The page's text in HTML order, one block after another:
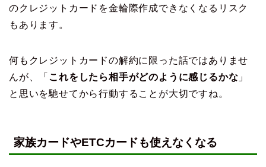
のクレジットカードを金輪際作成できなくなるリスク
もあります。
何もクレジットカードの解約に限った話ではありませ
んが、「 これをしたら相手がどのように感じるかな 」
と思いを馳せてから行動することが大切ですね。
家族カードやETCカードも使えなくなる